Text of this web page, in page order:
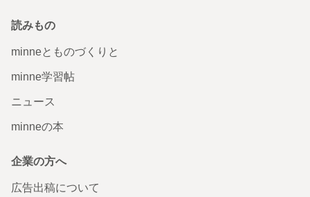
読みもの
minneとものづくりと
minne学習帖
ニュース
minneの本
企業の方へ
広告出稿について